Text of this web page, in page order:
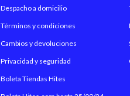
Despacho a domicilio
Términos y condiciones
Cambios y devoluciones
Privacidad y seguridad
Boleta Tiendas Hites